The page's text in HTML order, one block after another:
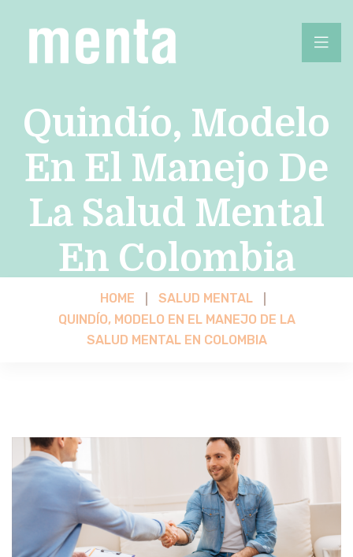
Quindío, Modelo
En El Manejo De
La Salud Mental
En Colombia
HOME
SALUD MENTAL
QUINDÍO, MODELO EN EL MANEJO DE LA
SALUD MENTAL EN COLOMBIA